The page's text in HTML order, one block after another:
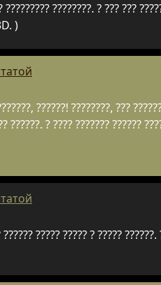
????????? ????????. ? ??? ???
)
??????! ????????, ???
??????. ? ???? ??????? ??????
????? ????? ? ?????